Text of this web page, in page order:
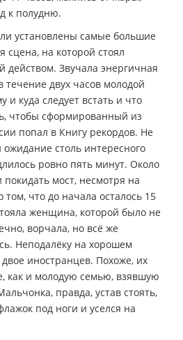
к полудню.
установлены самые большие
на которой стоял
действом. Звучала энергичная
двух часов молодой
и куда следует встать и что
чтобы сформированный из
попал в Книгу рекордов. Не
столь интересного
ровно пять минут. Около
покидать мост, несмотря на
что до начала осталось 15
женщина, которой было не
ворчала, но всё же
Неподалёку на хорошем
иностранцев. Похоже, их
как и молодую семью, взявшую
правда, устав стоять,
под ноги и уселся на